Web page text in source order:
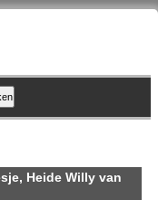
Heide Willy van